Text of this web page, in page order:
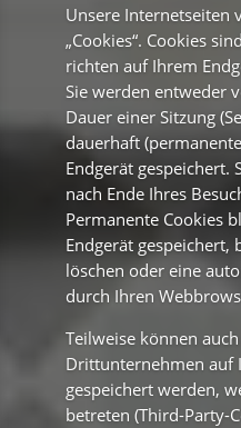
Unsere Internetseiten
„Cookies“. Cookies
richten auf Ihrem
Sie werden entweder
Dauer einer Sitzung
dauerhaft
Endgerät gespeichert.
nach Ende Ihres
Permanente Cookies
Endgerät gespeichert,
löschen oder eine
durch Ihren
Teilweise können
Drittunternehmen auf
gespeichert werden,
betreten (Third-Party-